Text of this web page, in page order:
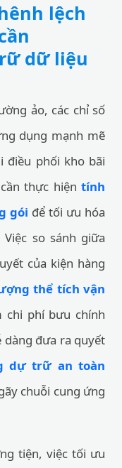
lệch
dữ liệu
ảo, các chỉ số
dụng mạnh mẽ
điều phối kho bãi
thực hiện tính
gói để tối ưu hóa
so sánh giữa
của kiện hàng
thể tích vận
chi phí bưu chính
dàng đưa ra quyết
dự trữ an toàn
chuỗi cung ứng
tiện, việc tối ưu